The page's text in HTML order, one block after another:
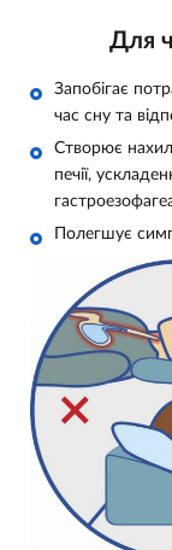
Для
Запобігає
час сну та
Створює
печії,
Полегшує